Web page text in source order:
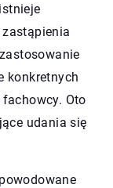
konkretnych
Oto
udania się